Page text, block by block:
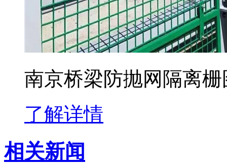
南京桥梁防抛网隔离栅
了解详情
相关新闻